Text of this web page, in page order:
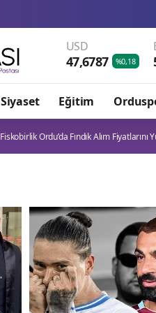
USD
47,6787 %0,18
Siyaset Eğitim
Fiskobirlik Ordu’da Fındık Alım Fiyatlarını